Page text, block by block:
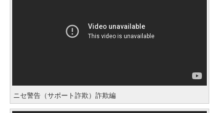
ニセ警告（サポート詐欺）詐欺編